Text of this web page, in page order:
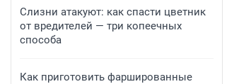
Слизни атакуют: как спасти цветник
от вредителей — три копеечных
способа
Как приготовить фаршированные